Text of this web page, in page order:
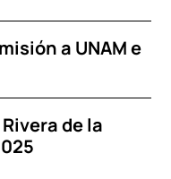
a UNAM e
de la